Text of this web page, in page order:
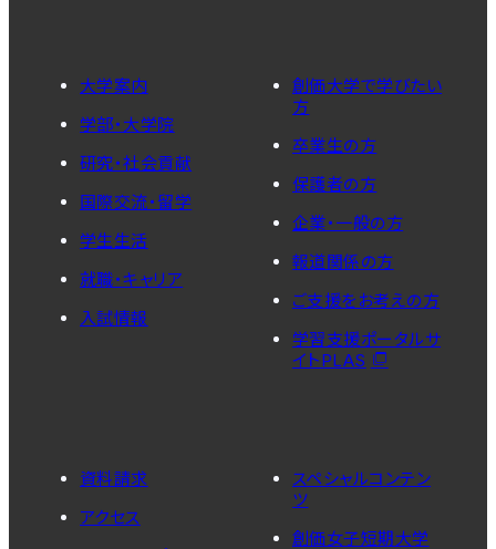
大学案内
学部・大学院
研究・社会貢献
国際交流・留学
学生生活
就職・キャリア
入試情報
創価大学で学びたい
方
卒業生の方
保護者の方
企業・一般の方
報道関係の方
ご支援をお考えの方
学習支援ポータルサ
イトPLAS
資料請求
アクセス
スペシャルコンテン
ツ
創価女子短期大学